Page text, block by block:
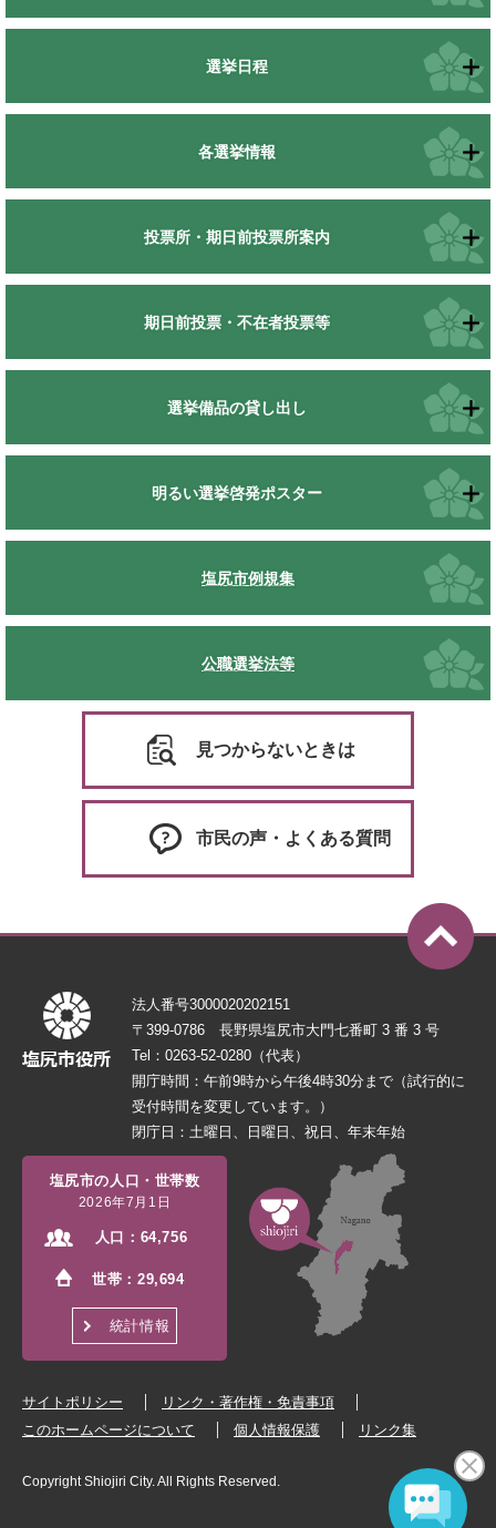
選挙日程
各選挙情報
投票所・期日前投票所案内
期日前投票・不在者投票等
選挙備品の貸し出し
明るい選挙啓発ポスター
塩尻市例規集
公職選挙法等
見つからないときは
市民の声・よくある質問
法人番号3000020202151
〒399-0786 長野県塩尻市大門七番町 3 番 3 号
Tel：0263-52-0280（代表）
開庁時間：午前9時から午後4時30分まで（試行的に
受付時間を変更しています。）
閉庁日：土曜日、日曜日、祝日、年末年始
塩尻市の人口・世帯数
2026年7月1日
人口： 64,756
世帯：29,694
統計情報
サイトポリシー
リンク・著作権・免責事項
このホームページについて
個人情報保護 リンク集
Copyright Shiojiri City. All Rights Reserved.